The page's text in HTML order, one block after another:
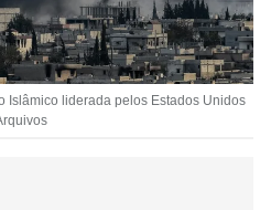
Islâmico liderada pelos Estados Unidos